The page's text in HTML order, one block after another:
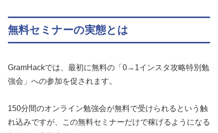
無料セミナーの実態とは
GramHackでは、最初に無料の「0→1インスタ攻略特別勉
強会」への参加を促されます。
150分間のオンライン勉強会が無料で受けられるという触
れ込みですが、この無料セミナーだけで稼げるようになる